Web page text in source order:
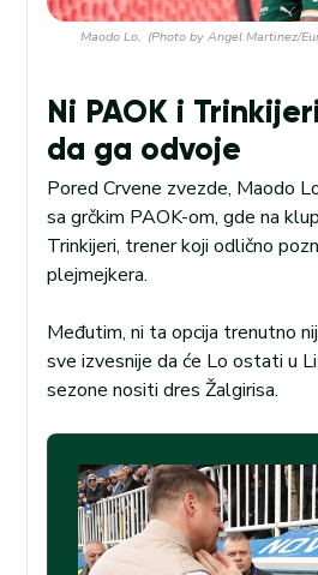
Maodo Lo, (Photo by Angel Martinez/
Ni PAOK i
da ga odvoje
Pored Crvene zvezde, Maodo
sa grčkim PAOK-om, gde na
Trinkijeri, trener koji odlično
plejmejkera.
Međutim, ni ta opcija trenutno
sve izvesnije da će Lo ostati u
sezone nositi dres Žalgirisa.